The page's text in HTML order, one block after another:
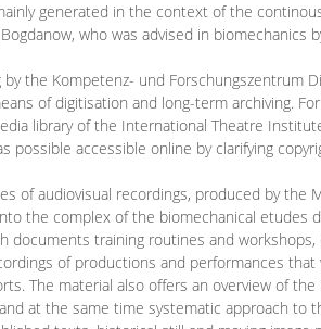
generated in the context of the
who was advised in
the Kompetenz- und Forschungszentrum
of digitisation and long-term archiving.
library of the International Theatre
possible accessible online by clarifying
of audiovisual recordings, produced by the
the complex of the biomechanical etudes
documents training routines and
of productions and performances
The material also offers an overview of
at the same time systematic approach to